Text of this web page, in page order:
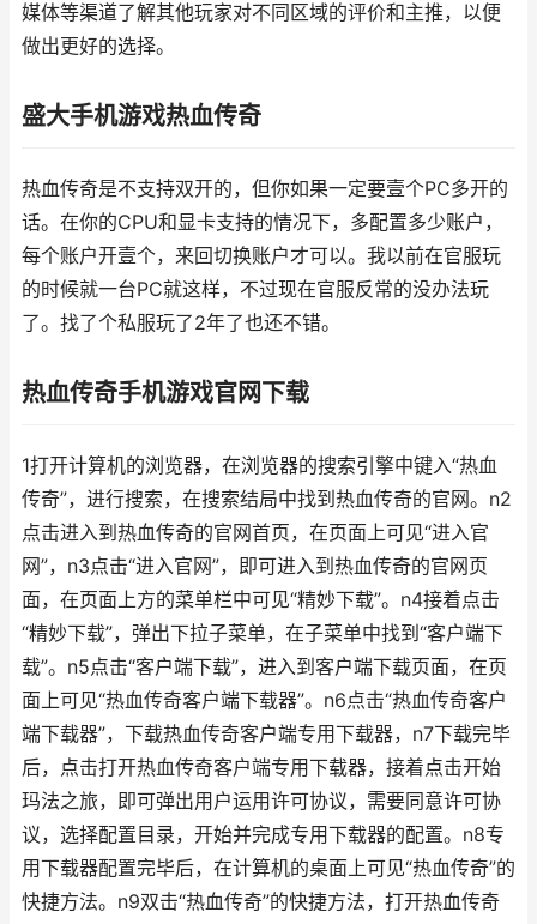
媒体等渠道了解其他玩家对不同区域的评价和主推，以便
做出更好的选择。
盛大手机游戏热血传奇
热血传奇是不支持双开的，但你如果一定要壹个PC多开的
话。在你的CPU和显卡支持的情况下，多配置多少账户，
每个账户开壹个，来回切换账户才可以。我以前在官服玩
的时候就一台PC就这样，不过现在官服反常的没办法玩
了。找了个私服玩了2年了也还不错。
热血传奇手机游戏官网下载
1打开计算机的浏览器，在浏览器的搜索引擎中键入“热血
传奇”，进行搜索，在搜索结局中找到热血传奇的官网。n2
点击进入到热血传奇的官网首页，在页面上可见“进入官
网”，n3点击“进入官网”，即可进入到热血传奇的官网页
面，在页面上方的菜单栏中可见“精妙下载”。n4接着点击
“精妙下载”，弹出下拉子菜单，在子菜单中找到“客户端下
载”。n5点击“客户端下载”，进入到客户端下载页面，在页
面上可见“热血传奇客户端下载器”。n6点击“热血传奇客户
端下载器”，下载热血传奇客户端专用下载器，n7下载完毕
后，点击打开热血传奇客户端专用下载器，接着点击开始
玛法之旅，即可弹出用户运用许可协议，需要同意许可协
议，选择配置目录，开始并完成专用下载器的配置。n8专
用下载器配置完毕后，在计算机的桌面上可见“热血传奇”的
快捷方法。n9双击“热血传奇”的快捷方法，打开热血传奇